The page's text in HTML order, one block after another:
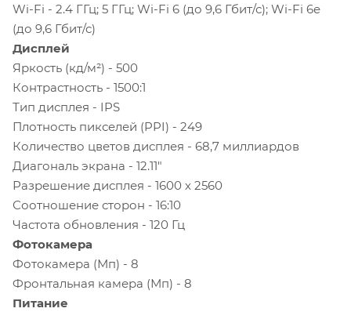
Wi-Fi - 2.4 ГГц; 5 ГГц; Wi-Fi 6 (до 9,6 Гбит/с); Wi-Fi 6e
(до 9,6 Гбит/с)
Дисплей
Яркость (кд/м²) - 500
Контрастность - 1500:1
Тип дисплея - IPS
Плотность пикселей (PPI) - 249
Количество цветов дисплея - 68,7 миллиардов
Диагональ экрана - 12.11"
Разрешение дисплея - 1600 х 2560
Соотношение сторон - 16:10
Частота обновления - 120 Гц
Фотокамера
Фотокамера (Мп) - 8
Фронтальная камера (Мп) - 8
Питание